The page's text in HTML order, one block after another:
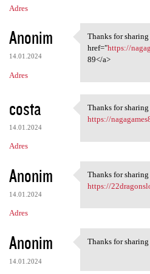
Adres
Anonim
14.01.2024
Adres
Thanks for
Thanks for sharing
href="https://
89</a>
costa
14.01.2024
Adres
Thanks for
Thanks for
https://
Anonim
14.01.2024
Adres
Thanks for
Thanks for
https://
Anonim
14.01.2024
Thanks for
Thanks for